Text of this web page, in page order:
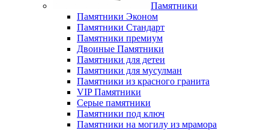
Памятники
Памятники Эконом
Памятники Стандарт
Памятники премиум
Двоиные Памятники
Памятники для детеи
Памятники для мусулман
Памятники из красного гранита
VIP Памятники
Серые памятники
Памятники под ключ
Памятники на могилу из мрамора